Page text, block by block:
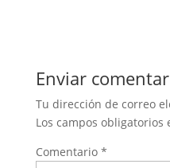
Enviar
Tu dirección de correo
Los campos obligatorios
Comentario *